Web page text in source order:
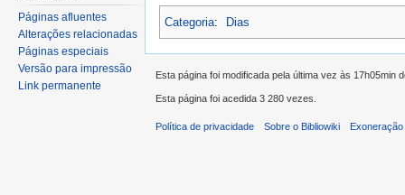
Categoria: Dias
Páginas afluentes
Alterações relacionadas
Páginas especiais
Versão para impressão
Link permanente
Esta página foi modificada pela última vez às 17h05min
Esta página foi acedida 3 280 vezes.
Política de privacidade Sobre o Bibliowiki